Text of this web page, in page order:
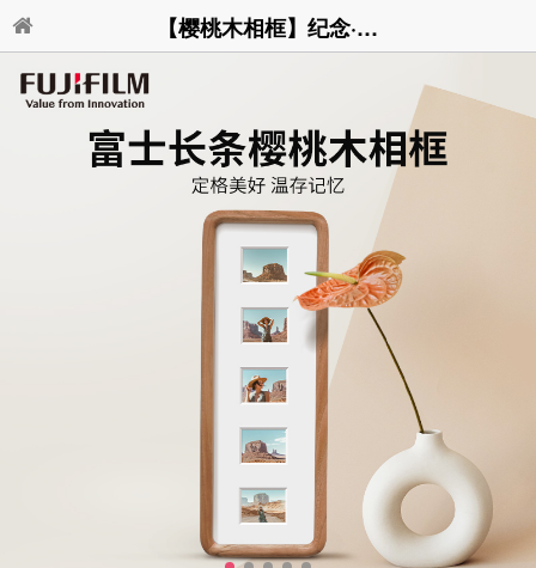
【樱桃木相框】纪念·人生相框·长条相